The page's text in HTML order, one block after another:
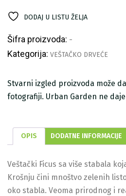
DODAJ U LISTU ŽELJA
Šifra proizvoda: -
Kategorija: VEŠTAČKO DRVEĆE
Stvarni izgled proizvoda može
fotografiji. Urban Garden ne
OPIS DODATNE INFORMACIJE
Veštački Ficus sa više stabala
Krošnju čini mnoštvo zelenih
oko stabla. Veoma prirodnog i